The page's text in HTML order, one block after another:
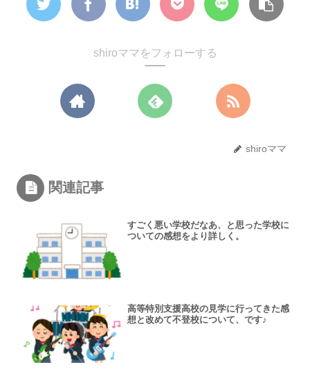
shiroママをフォローする
shiroママ
関連記事
すごく悪い学校だなあ、と思った学校に
ついての感想をより詳しく。
高等特別支援高校の見学に行ってきた感
想と改めて不登校について、です♪